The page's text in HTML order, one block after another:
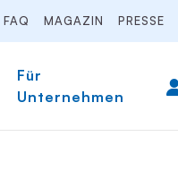
FAQ MAGAZIN PRESSE
Für
Unternehmen